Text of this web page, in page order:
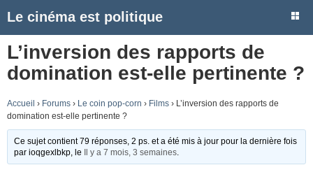
Le cinéma est politique
L’inversion des rapports de
domination est-elle pertinente ?
Accueil › Forums › Le coin pop-corn › Films › L’inversion des rapports de
domination est-elle pertinente ?
Ce sujet contient 79 réponses, 2 ps. et a été mis à jour pour la dernière fois
parioqgexlbkp , le Il y a 7 mois, 3 semaines